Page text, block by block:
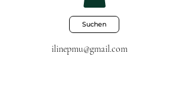
ilinepmu@gmail.com
Suchen